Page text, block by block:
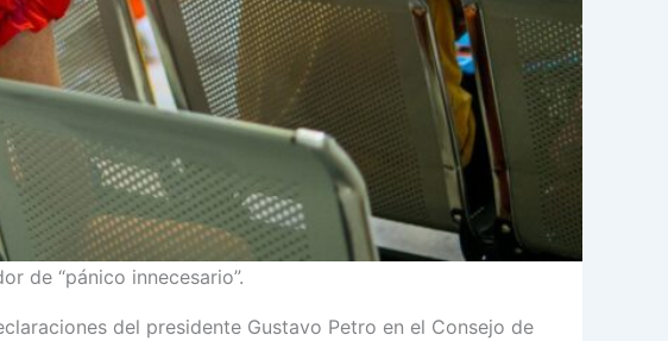
de “pánico innecesario”.
del presidente Gustavo Petro en el Consejo de